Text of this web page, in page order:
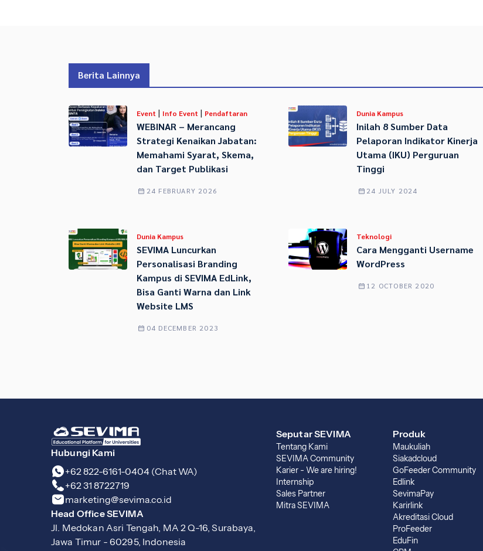
Berita Lainnya
Event | Info Event | Pendaftaran
WEBINAR – Merancang
Strategi Kenaikan Jabatan:
Memahami Syarat, Skema,
dan Target Publikasi
24 FEBRUARY 2026
Dunia Kampus
Inilah 8 Sumber Data
Pelaporan Indikator Kinerja
Utama (IKU) Perguruan
Tinggi
24 JULY 2024
Dunia Kampus
SEVIMA Luncurkan
Personalisasi Branding
Kampus di SEVIMA EdLink,
Bisa Ganti Warna dan Link
Website LMS
04 DECEMBER 2023
Teknologi
Cara Mengganti Username
WordPress
12 OCTOBER 2020
Hubungi Kami
+62 822-6161-0404 (Chat WA)
+62 31 8722719
marketing@sevima.co.id
Head Office SEVIMA
Jl. Medokan Asri Tengah, MA 2 Q-16, Surabaya,
Jawa Timur - 60295, Indonesia
Seputar SEVIMA
Tentang Kami
SEVIMA Community
Karier - We are hiring!
Internship
Sales Partner
Mitra SEVIMA
Produk
Maukuliah
Siakadcloud
GoFeeder Community
Edlink
SevimaPay
Karirlink
Akreditasi Cloud
ProFeeder
EduFin